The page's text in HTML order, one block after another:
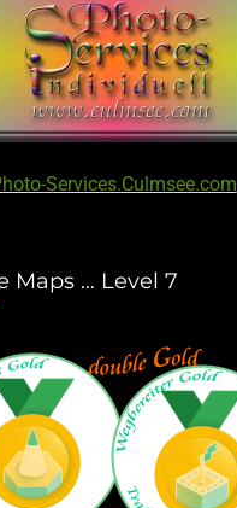
Services.Culmsee.com
Maps … Level 7